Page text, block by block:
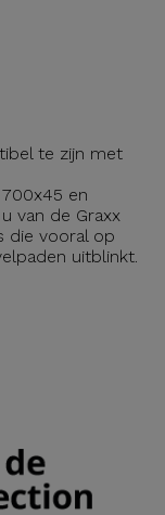
te zijn met
en
van de Graxx
die vooral op
uitblinkt.